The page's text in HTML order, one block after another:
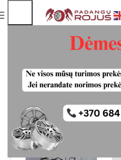
Nereus NS806 235/
IŠPARD
UOTA